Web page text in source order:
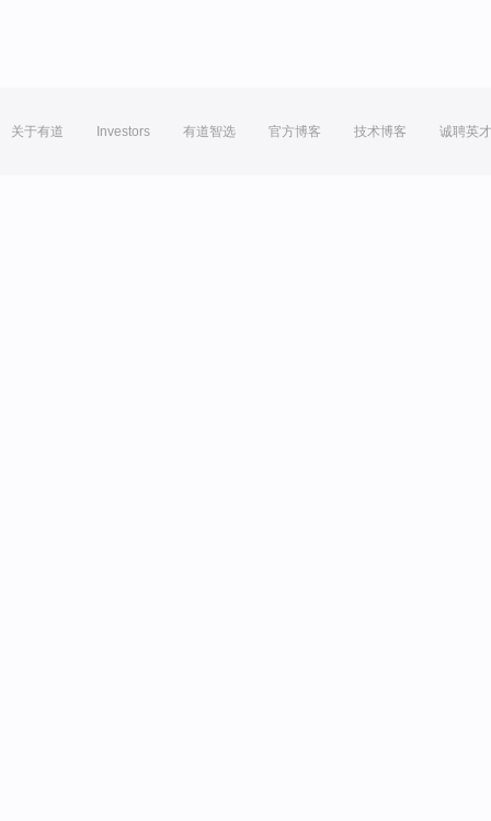
关于有道 Investors 有道智选 官方博客 技术博客 诚聘英才